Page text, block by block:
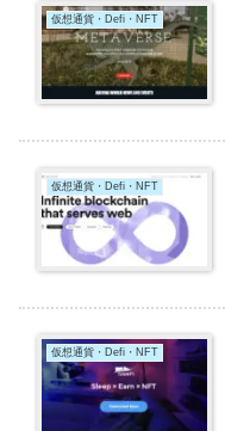
仮想通貨・Defi・NFT
仮想通貨・Defi・NFT
仮想通貨・Defi・NFT